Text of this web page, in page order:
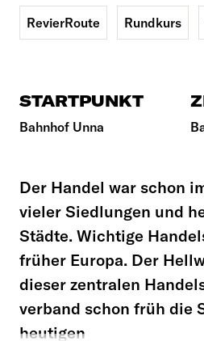
RevierRoute Rundkurs
STARTPUNKT
Bahnhof Unna
Der Handel war schon
vieler Siedlungen und
Städte. Wichtige
früher Europa. Der
dieser zentralen
verband schon früh die
heutigen